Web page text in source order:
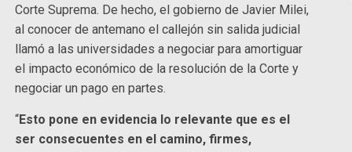
Corte Suprema. De hecho, el gobierno de Javier Milei,
al conocer de antemano el callejón sin salida judicial
llamó a las universidades a negociar para amortiguar
el impacto económico de la resolución de la Corte y
negociar un pago en partes.
“Esto pone en evidencia lo relevante que es el
ser consecuentes en el camino, firmes,